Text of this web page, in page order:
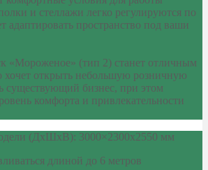
и стеллажи легко регулируются по
адаптировать пространство под ваши
«Мороженое» (тип 2) станет отличным
хочет открыть небольшую розничную
существующий бизнес, при этом
комфорта и привлекательности
(ДхШхВ): 3000×2300х2550 мм
длиной до 6 метров